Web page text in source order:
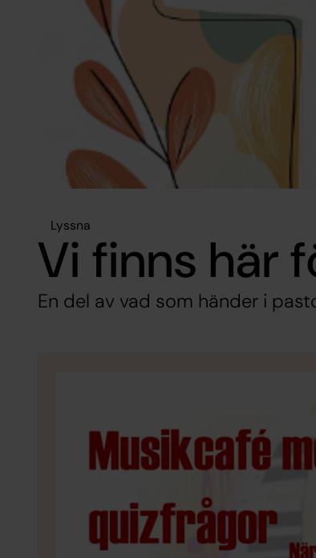
Lyssna
Vi finns här
En del av vad som händer i